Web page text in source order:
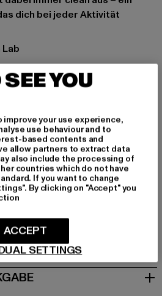
dich bei jeder Aktivität
100% Polyester
Agency GmbH & Co. KG |
Köln | DE
YOU
your use experience,
use behaviour and to
based contents and
allow partners to extract data
also include the processing of
countries which do not have
If you want to change
By clicking on "Accept" you
SETTINGS
ACCEPT